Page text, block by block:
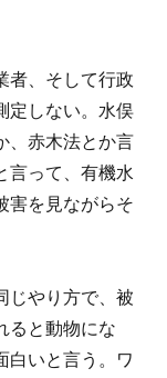
者、そして行政
定しない。水俣
、赤木法とか言
言って、有機水
害を見ながらそ
じやり方で、被
ると動物にな
白いと言う。ワ